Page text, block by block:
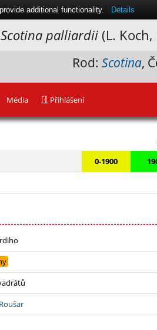
Scotina palliardii(L.
Rod: Scotina,
Média Přihlášení
0-1900
additional functionality. Details